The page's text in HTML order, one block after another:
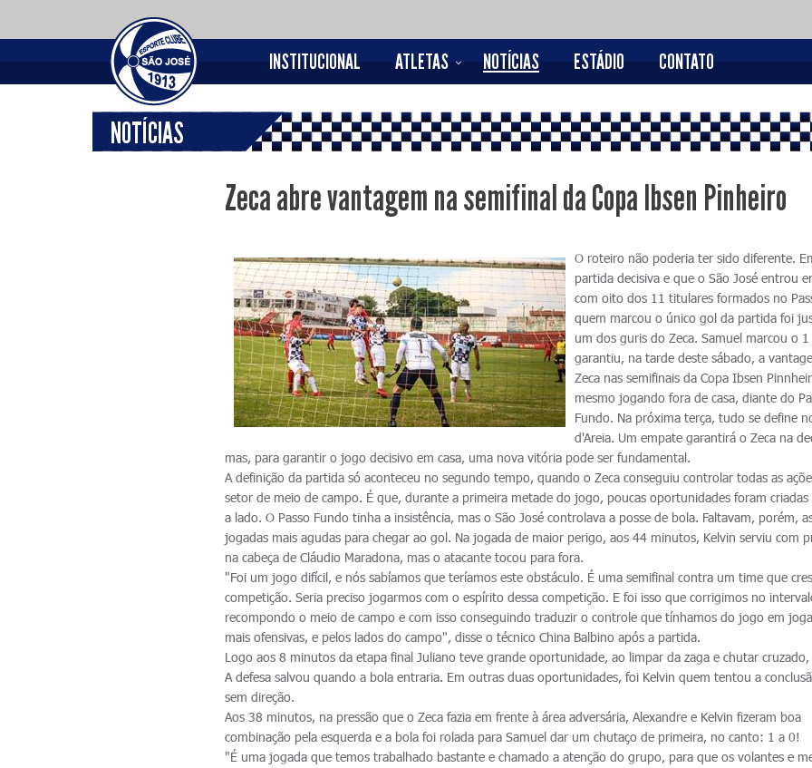
INSTITUCIONAL ATLETAS NOTÍCIAS ESTÁDIO CONTATO
NOTÍCIAS
Zeca abre vantagem na semifinal da Copa Ibsen Pinheiro
O roteiro não poderia ter sido diferente.
partida decisiva e que o São José entrou
com oito dos 11 titulares formados no
quem marcou o único gol da partida foi
um dos guris do Zeca. Samuel marcou o
garantiu, na tarde deste sábado, a
Zeca nas semifinais da Copa Ibsen
mesmo jogando fora de casa, diante do
Fundo. Na próxima terça, tudo se define
d'Areia. Um empate garantirá o Zeca na
mas, para garantir o jogo decisivo em casa, uma nova vitória pode ser fundamental.
A definição da partida só aconteceu no segundo tempo, quando o Zeca conseguiu controlar todas as
setor de meio de campo. É que, durante a primeira metade do jogo, poucas oportunidades foram criadas
a lado. O Passo Fundo tinha a insistência, mas o São José controlava a posse de bola. Faltavam, porém,
jogadas mais agudas para chegar ao gol. Na jogada de maior perigo, aos 44 minutos, Kelvin serviu com
na cabeça de Cláudio Maradona, mas o atacante tocou para fora.
"Foi um jogo difícil, e nós sabíamos que teríamos este obstáculo. É uma semifinal contra um time que
competição. Seria preciso jogarmos com o espírito dessa competição. E foi isso que corrigimos no
recompondo o meio de campo e com isso conseguindo traduzir o controle que tínhamos do jogo em
mais ofensivas, e pelos lados do campo", disse o técnico China Balbino após a partida.
Logo aos 8 minutos da etapa final Juliano teve grande oportunidade, ao limpar da zaga e chutar
A defesa salvou quando a bola entraria. Em outras duas oportunidades, foi Kelvin quem tentou a
sem direção.
Aos 38 minutos, na pressão que o Zeca fazia em frente à área adversária, Alexandre e Kelvin fizeram boa
combinação pela esquerda e a bola foi rolada para Samuel dar um chutaço de primeira, no canto: 1 a 0!
"É uma jogada que temos trabalhado bastante e chamado a atenção do grupo, para que os volantes e